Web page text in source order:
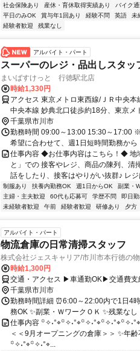
社会保険あり
産休・育休取得実績あり バイク
平日のみOK
賞与年1回あり 経験不問 英語 未
経験者歓迎
残業なし
アルバイト・パート
スーパーのレジ・品出しスタッ
まいばすけっと 行徳駅北店
時給1,330円
アクセス 東京メトロ東西線/ＪＲ中央
中央本線 妙典北口徒歩約18分、東京
23分 ★週1日～OK ★日祝時給50円UP
千葉県市川市
勤務時間 09:00～13:00 15:30～17:00
希望に合わせて、週1日短時間勤務から
仕事内容 ◆お仕事内容はこちら！◆ 地
と」での 接客やレジ、商品の陳列、清
話をしたり、接客はやりがい抜群♪ レ
制服あり 扶養内勤務OK 週1日からOK 副業・
主婦・主夫歓迎
60代も応募可 学歴不問 即日
未経験者歓迎
午前 経験者歓迎 研修あり 夕方
アルバイト・パート
物流倉庫の日常清掃スタッフ
株式会社ジェスキャリア/市川市本行徳の
時給1,300円
交通・アクセス ▶車通勤OK▶交通費支
千葉県市川市
勤務時間詳細 ⏰6:00～22:00内で1日4
務OK ✨副業・ＷワークＯＫ ✨残業なし
仕事内容
＜＜9月オープニングの倉庫＞＞ ✨年
꙳✧˖°⌖꙳✧˖°⌖...